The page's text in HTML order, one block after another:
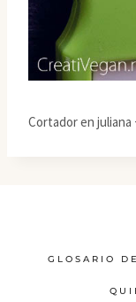
Cortador en
GLOSARIO